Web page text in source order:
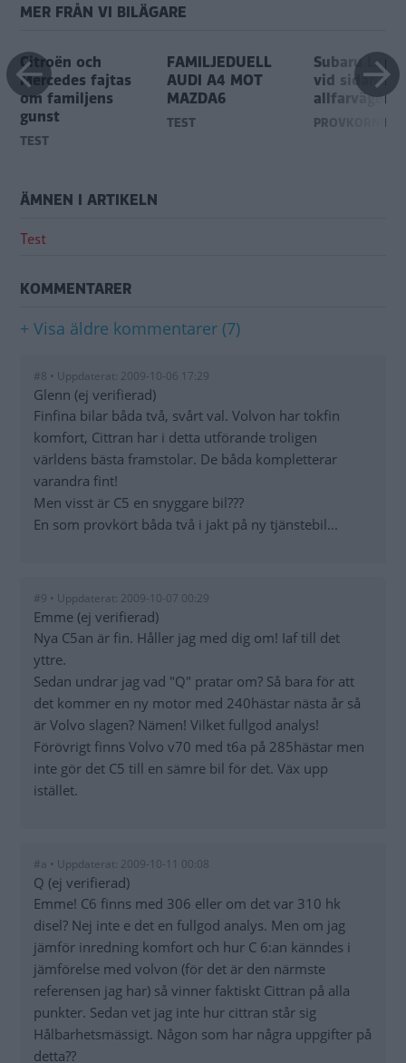
MER FRÅN VI BILÄGARE
Citroën och
Mercedes fajtas
om familjens
gunst
TEST
FAMILJEDUELL
AUDI A4 MOT
MAZDA6
TEST
Subaru
vid sidan av
allfarvägen
PROVKÖRNING
ÄMNEN I ARTIKELN
Test
KOMMENTARER
+ Visa äldre kommentarer (7)
#8 • Uppdaterat: 2009-10-06 17:29
Glenn (ej verifierad)
Finfina bilar båda två, svårt val. Volvon har tokfin
komfort, Cittran har i detta utförande troligen
världens bästa framstolar. De båda kompletterar
varandra fint!
Men visst är C5 en snyggare bil???
En som provkört båda två i jakt på ny tjänstebil...
#9 • Uppdaterat: 2009-10-07 00:29
Emme (ej verifierad)
Nya C5an är fin. Håller jag med dig om! Iaf till det
yttre.
Sedan undrar jag vad "Q" pratar om? Så bara för att
det kommer en ny motor med 240hästar nästa år så
är Volvo slagen? Nämen! Vilket fullgod analys!
Förövrigt finns Volvo v70 med t6a på 285hästar men
inte gör det C5 till en sämre bil för det. Väx upp
istället.
#a • Uppdaterat: 2009-10-11 00:08
Q (ej verifierad)
Emme! C6 finns med 306 eller om det var 310 hk
disel? Nej inte e det en fullgod analys. Men om jag
jämför inredning komfort och hur C 6:an känndes i
jämförelse med volvon (för det är den närmste
referensen jag har) så vinner faktiskt Cittran på alla
punkter. Sedan vet jag inte hur cittran står sig
Hålbarhetsmässigt. Någon som har några uppgifter på
detta??